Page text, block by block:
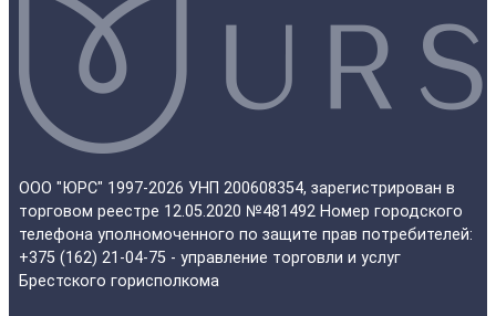
ООО "ЮРС" 1997-2026 УНП 200608354, зарегистрирован в
торговом реестре 12.05.2020 №481492 Номер городского
телефона уполномоченного по защите прав потребителей:
+375 (162) 21-04-75 - управление торговли и услуг
Брестского горисполкома